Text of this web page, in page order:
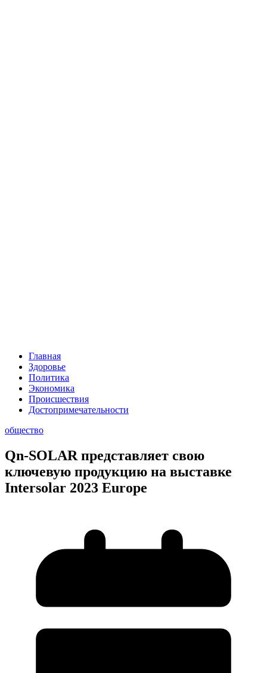
Главная
Здоровье
Политика
Экономика
Происшествия
Достопримечательности
общество
Qn-SOLAR представляет свою
ключевую продукцию на выставке
Intersolar 2023 Europe